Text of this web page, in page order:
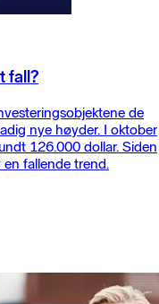
fall?
de
nye høyder. I oktober
126.000 dollar. Siden
fallende trend.